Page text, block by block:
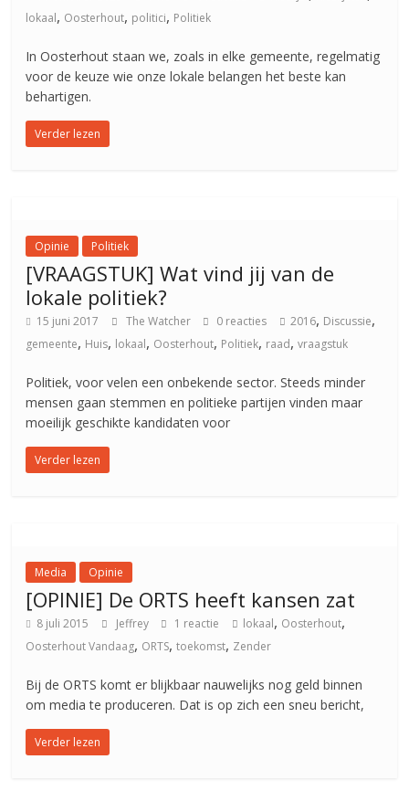
lokaal, Oosterhout, politici, Politiek
In Oosterhout staan we, zoals in elke gemeente, regelmatig
voor de keuze wie onze lokale belangen het beste kan
behartigen.
Verder lezen
Opinie Politiek
[VRAAGSTUK] Wat vind jij van de
lokale politiek?
15 juni 2017 The Watcher 0 reacties 2016, Discussie,
gemeente, Huis, lokaal, Oosterhout, Politiek, raad,vraagstuk
Politiek, voor velen een onbekende sector. Steeds minder
mensen gaan stemmen en politieke partijen vinden maar
moeilijk geschikte kandidaten voor
Verder lezen
Media Opinie
[OPINIE] De ORTS heeft kansen zat
8 juli 2015 Jeffrey 1 reactie lokaal, Oosterhout,
Oosterhout Vandaag, ORTS,toekomst, Zender
Bij de ORTS komt er blijkbaar nauwelijks nog geld binnen
om media te produceren. Dat is op zich een sneu bericht,
Verder lezen